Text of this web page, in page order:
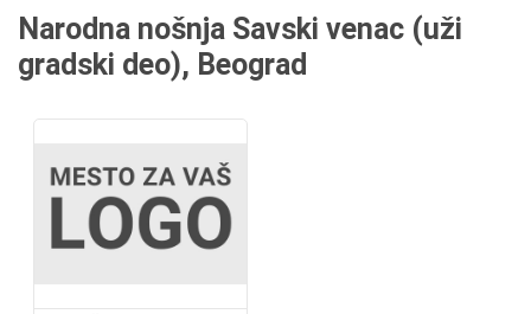
Narodna nošnja Savski venac (uži
gradski deo), Beograd